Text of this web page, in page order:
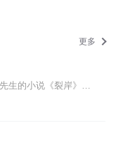
更多
这部评书是根据东北作家朱东惠先生的小说《裂岸》改编而成。本书叙述了一个东北军人极为不平凡的人生历...